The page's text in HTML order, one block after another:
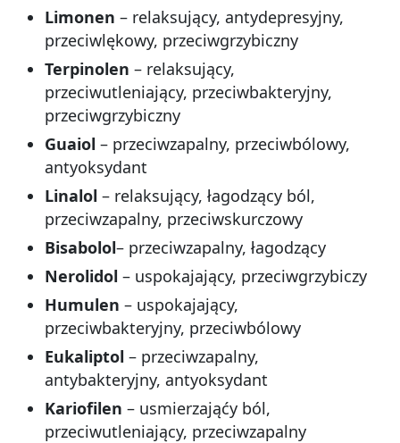
Limonen – relaksujący, antydepresyjny,
przeciwlękowy, przeciwgrzybiczny
Terpinolen – relaksujący,
przeciwutleniający, przeciwbakteryjny,
przeciwgrzybiczny
Guaiol – przeciwzapalny, przeciwbólowy,
antyoksydant
Linalol – relaksujący, łagodzący ból,
przeciwzapalny, przeciwskurczowy
Bisabolol– przeciwzapalny, łagodzący
Nerolidol – uspokajający, przeciwgrzybiczy
Humulen – uspokajający,
przeciwbakteryjny, przeciwbólowy
Eukaliptol – przeciwzapalny,
antybakteryjny, antyoksydant
Kariofilen – usmierzająćy ból,
przeciwutleniający, przeciwzapalny